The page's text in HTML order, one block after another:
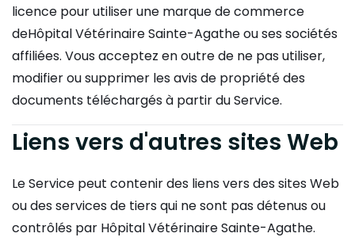
licence pour utiliser une marque de commerce
deHôpital Vétérinaire Sainte-Agathe ou ses sociétés
affiliées. Vous acceptez en outre de ne pas utiliser,
modifier ou supprimer les avis de propriété des
documents téléchargés à partir du Service.
Liens vers d'autres sites Web
Le Service peut contenir des liens vers des sites Web
ou des services de tiers qui ne sont pas détenus ou
contrôlés par Hôpital Vétérinaire Sainte-Agathe.